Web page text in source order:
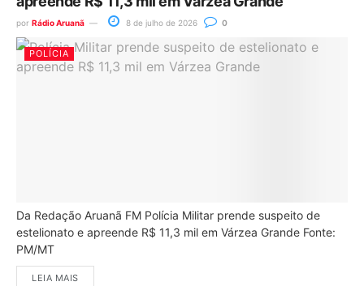
por Rádio Aruanã 8 de julho de 2026 0
POLÍCIA
Da Redação Aruanã FM Polícia Militar prende suspeito de
estelionato e apreende R$ 11,3 mil em Várzea Grande Fonte:
PM/MT
LEIA MAIS